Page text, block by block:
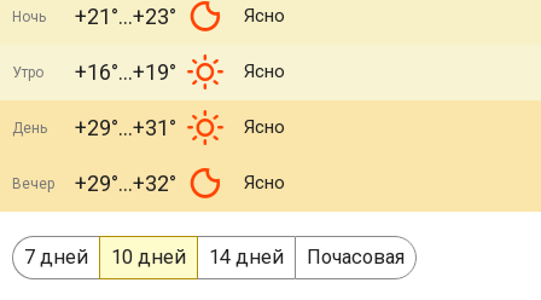
Ночь +21° +23° Ясно
Утро +16° +19° Ясно
День +29° +31° Ясно
Вечер +29° +32° Ясно
7 дней 10 дней 14 дней Почасовая